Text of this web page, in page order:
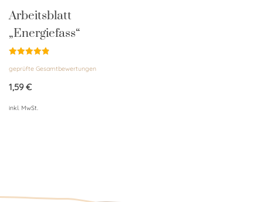
Arbeitsblatt
„Energiefass“
mit
von 5
geprüfte Gesamtbewertungen
1,59€
inkl. MwSt.